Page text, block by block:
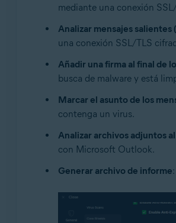
mediante una conexión
Analizar mensajes salientes
una conexión SSL/TLS
Añadir una firma al final de
busca de malware y está
Marcar el asunto de los
contenga un virus.
Analizar archivos adjuntos
con Microsoft Outlook.
Generar archivo de informe